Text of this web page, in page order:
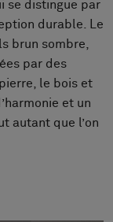
se distingue par
durable. Le
brun sombre,
par des
le bois et
et un
autant que l’on